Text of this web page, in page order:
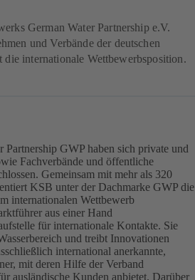
German Water Partnership e.V.
und Verbände der deutschen
die internationale Wettbewerbsposition.
GWP haben sich private und
Fachverbände und öffentliche
Gemeinsam mit mehr als 320
KSB unter der Dachmarke GWP die
internationalen Wettbewerb
aus einer Hand
für internationale Kontakte. Sie
und treibt Innovationen
international anerkannte,
mit deren Hilfe der Verband
ausländische Kunden anbietet. Darüber